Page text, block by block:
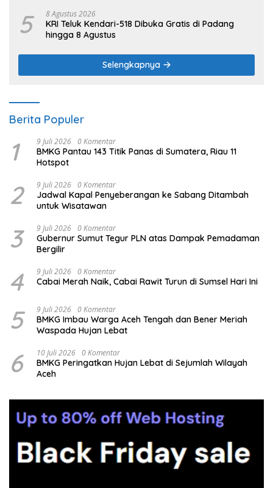
5 8 Agustus 2026
KRI Teluk Kendari-518 Dibuka Gratis di Padang
hingga 8 Agustus
Selengkapnya
Berita Populer
1 9 Juli 2026 0 Komentar
BMKG Pantau 143 Titik Panas di Sumatera, Riau 11
Hotspot
2 9 Juli 2026 0 Komentar
Jadwal Kapal Penyeberangan ke Sabang Ditambah
untuk Wisatawan
3 9 Juli 2026 0 Komentar
Gubernur Sumut Tegur PLN atas Dampak Pemadaman
Bergilir
4 9 Juli 2026 0 Komentar
Cabai Merah Naik, Cabai Rawit Turun di Sumsel Hari Ini
5 9 Juli 2026 0 Komentar
BMKG Imbau Warga Aceh Tengah dan Bener Meriah
Waspada Hujan Lebat
6 10 Juli 2026 0 Komentar
BMKG Peringatkan Hujan Lebat di Sejumlah Wilayah
Aceh